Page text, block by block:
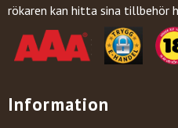
rökaren kan hitta sina tillbehör
Information